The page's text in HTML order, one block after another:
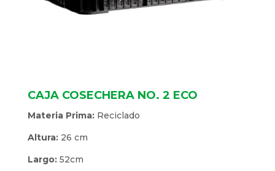
CAJA COSECHERA NO. 2 ECO
Materia Prima:Reciclado
Altura: 26 cm
Largo:52cm